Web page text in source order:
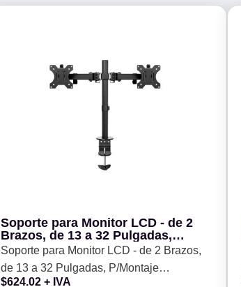
Soporte para Monitor LCD - de 2
Brazos, de 13 a 32 Pulgadas,
P/Montaje Escritorio, Resistencia 8
KG C/U, BROBOTIX 963210
Soporte para Monitor LCD - de 2 Brazos,
de 13 a 32 Pulgadas, P/Montaje
$624.02 + IVA